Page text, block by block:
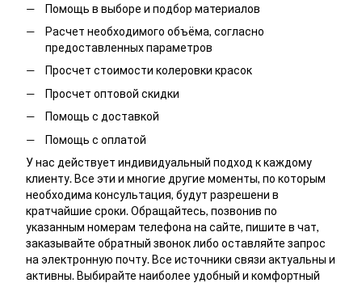
Помощь в выборе и подбор материалов
Расчет необходимого объёма, согласно
предоставленных параметров
Просчет стоимости колеровки красок
Просчет оптовой скидки
Помощь с доставкой
Помощь с оплатой
У нас действует индивидуальный подход к каждому
клиенту. Все эти и многие другие моменты, по которым
необходима консультация, будут разрешени в
кратчайшие сроки. Обращайтесь, позвонив по
указанным номерам телефона на сайте, пишите в чат,
заказывайте обратный звонок либо оставляйте запрос
на электронную почту. Все источники связи актуальны и
активны. Выбирайте наиболее удобный и комфортный